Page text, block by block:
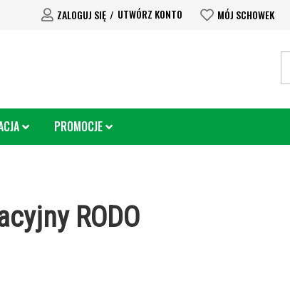
MÓJ SCHOWEK
UTWÓRZ KONTO
ZALOGUJ SIĘ
PROMOCJE
RODO